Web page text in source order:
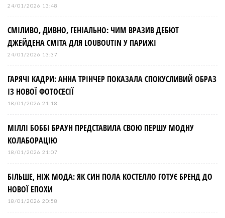
24/01/2026 13:48
СМІЛИВО, ДИВНО, ГЕНІАЛЬНО: ЧИМ ВРАЗИВ ДЕБЮТ
ДЖЕЙДЕНА СМІТА ДЛЯ LOUBOUTIN У ПАРИЖІ
24/01/2026 13:37
ГАРЯЧІ КАДРИ: АННА ТРІНЧЕР ПОКАЗАЛА СПОКУСЛИВИЙ ОБРАЗ
ІЗ НОВОЇ ФОТОСЕСІЇ
18/01/2026 21:18
МІЛЛІ БОББІ БРАУН ПРЕДСТАВИЛА СВОЮ ПЕРШУ МОДНУ
КОЛАБОРАЦІЮ
18/01/2026 21:07
БІЛЬШЕ, НІЖ МОДА: ЯК СИН ПОЛА КОСТЕЛЛО ГОТУЄ БРЕНД ДО
НОВОЇ ЕПОХИ
18/01/2026 20:58